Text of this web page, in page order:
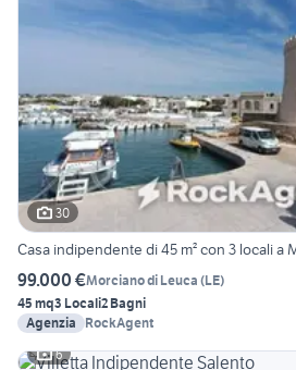
30
Casa indipendente di 45 m² con 3 locali a
99.000 €Morciano di Leuca (LE)
45 mq3 Locali2 Bagni
Agenzia
RockAgent
6